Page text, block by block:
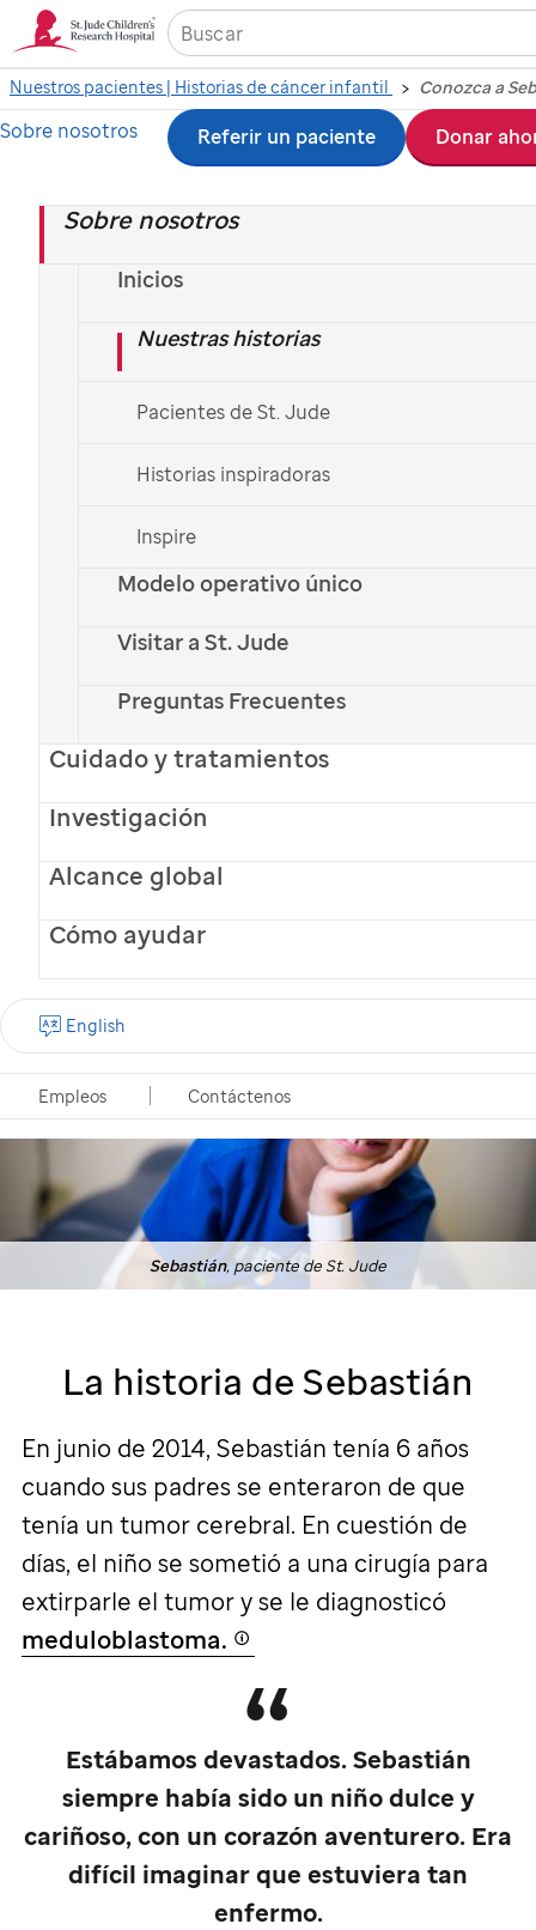
Ir
contenido
principal
Sobre nosotros
Inicios
Nuestras historias
Pacientes de St. Jude
Historias inspiradoras
Inspire
Modelo operativo único
Visitar a St. Jude
Preguntas Frecuentes
Cuidado y tratamientos
Investigación
Alcance global
Cómo ayudar
Sobre nosotros
Empleos Contáctenos
English
Referir un paciente Donar
Nuestros pacientes | Historias de cáncer infantil Conozca a
Conoce a Sebastián
A los 6 años, Sebastián fue diagnosticado
con un tumor cerebral. Sus padres dicen
que fue difícil, peroSt. Jude
Donar Ahora
English
Sebastián, paciente deSt. Jude
La historia de Sebastián
En junio de 2014, Sebastián tenía 6 años
cuando sus padres se enteraron de que
tenía un tumor cerebral. En cuestión de
días, el niño se sometió a una cirugía para
extirparle el tumor y se le diagnosticó
meduloblastoma.
Estábamos devastados. Sebastián
siempre había sido un niño dulce y
cariñoso, con un corazón aventurero. Era
difícil imaginar que estuviera tan
enfermo.